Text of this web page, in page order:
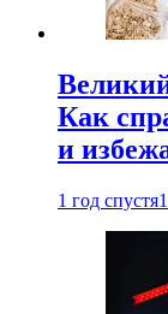
Как
и
1 год спустя